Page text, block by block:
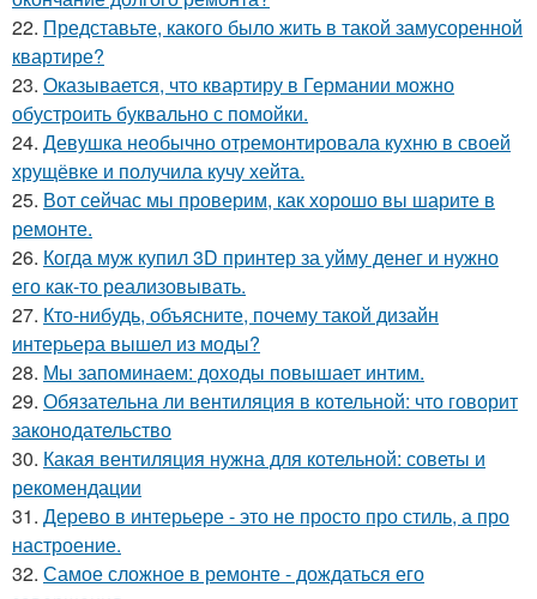
22. Представьте, какого было жить в такой замусоренной
квартире?
23. Оказывается, что квартиру в Германии можно
обустроить буквально с помойки.
24. Девушка необычно отремонтировала кухню в своей
хрущёвке и получила кучу хейта.
25. Вот сейчас мы проверим, как хорошо вы шарите в
ремонте.
26. Когда муж купил 3D принтер за уйму денег и нужно
его как-то реализовывать.
27. Кто-нибудь, объясните, почему такой дизайн
интерьера вышел из моды?
28. Мы запоминаем: доходы повышает интим.
29. Обязательна ли вентиляция в котельной: что говорит
законодательство
30. Какая вентиляция нужна для котельной: советы и
рекомендации
31. Дерево в интерьере - это не просто про стиль, а про
настроение.
32. Самое сложное в ремонте - дождаться его